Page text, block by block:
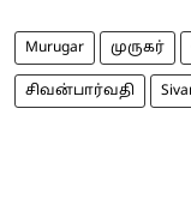
Murugar முருகர்
சிவன்பார்வதி